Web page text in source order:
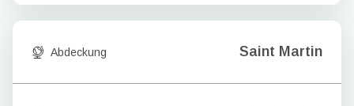
Abdeckung Saint Martin